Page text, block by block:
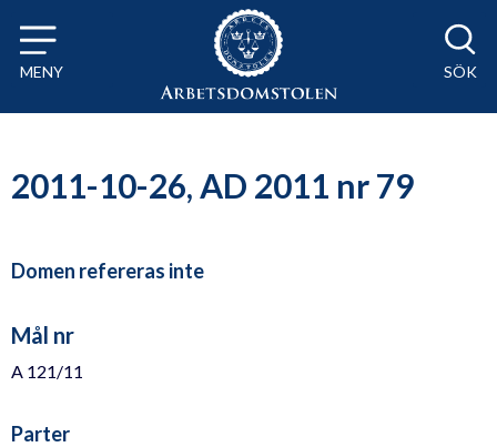
Till innehåll på sidan x
MENY SÖK
2011-10-26, AD 2011 nr 79
Domen refereras inte
Mål nr
A 121/11
Parter